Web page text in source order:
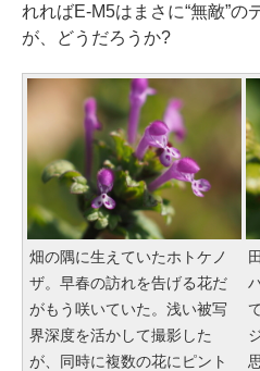
れればE-M5はまさに“無敵”
が、どうだろうか?
畑の隅に生えていたホトケノ
ザ。早春の訪れを告げる花だ
がもう咲いていた。浅い被写
界深度を活かして撮影した
が、同時に複数の花にピント